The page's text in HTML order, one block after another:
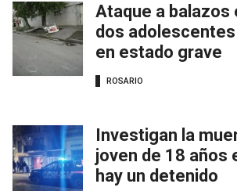
Ataque a balazos
dos
en estado grave
ROSARIO
Investigan la
joven de 18 años
hay un detenido